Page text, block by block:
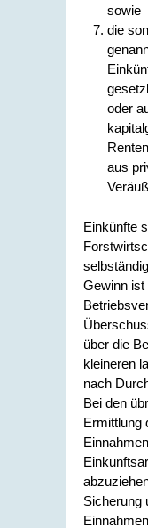
sowie
die
oder
aus
Einkünfte
Gewinn ist
über die
kleineren
nach
Bei den
Ermittlung
Sicherung